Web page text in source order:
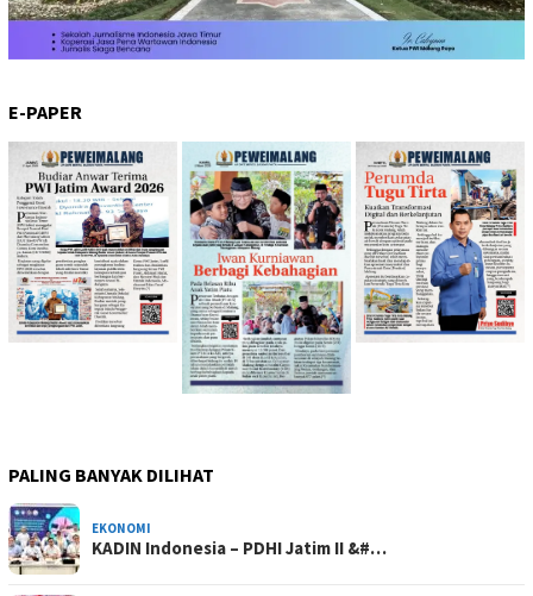
E-PAPER
PALING BANYAK DILIHAT
EKONOMI
KADIN Indonesia – PDHI Jatim II &#…